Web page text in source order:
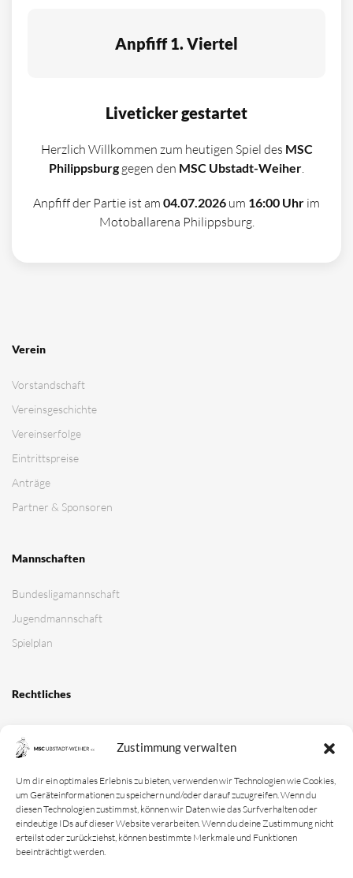
Zustimmung verwalten
Um dir ein optimales Erlebnis zu bieten, verwenden wir Technologien wie Cookies,
um Geräteinformationen zu speichern und/oder darauf zuzugreifen. Wenn du
diesen Technologien zustimmst, können wir Daten wie das Surfverhalten oder
eindeutige IDs auf dieser Website verarbeiten. Wenn du deine Zustimmung nicht
erteilst oder zurückziehst, können bestimmte Merkmale und Funktionen
beeinträchtigt werden.
Anpfiff 1. Viertel
Liveticker gestartet
Herzlich Willkommen zum heutigen Spiel des MSC
Philippsburg gegen den MSC Ubstadt-Weiher.
Anpfiff der Partie ist am 04.07.2026 um 16:00 Uhr im
Motoballarena Philippsburg.
Verein
Vorstandschaft
Vereinsgeschichte
Vereinserfolge
Eintrittspreise
Anträge
Partner & Sponsoren
Mannschaften
Bundesligamannschaft
Jugendmannschaft
Spielplan
Rechtliches
Impressum
Datenschutz­erklärung
Cookie-Richtlinie
Login